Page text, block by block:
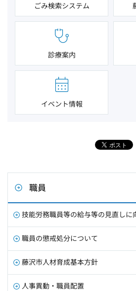
ごみ検索システム
診療案内
イベント情報
職員
技能労務職員等の給与等の見直しに
職員の懲戒処分について
藤沢市人材育成基本方針
人事異動・職員配置